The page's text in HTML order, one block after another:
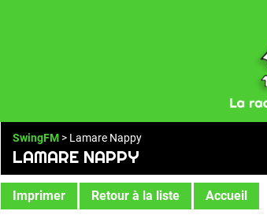
SwingFM > Lamare Nappy
LAMARE NAPPY
Imprimer Retour à la liste Accueil